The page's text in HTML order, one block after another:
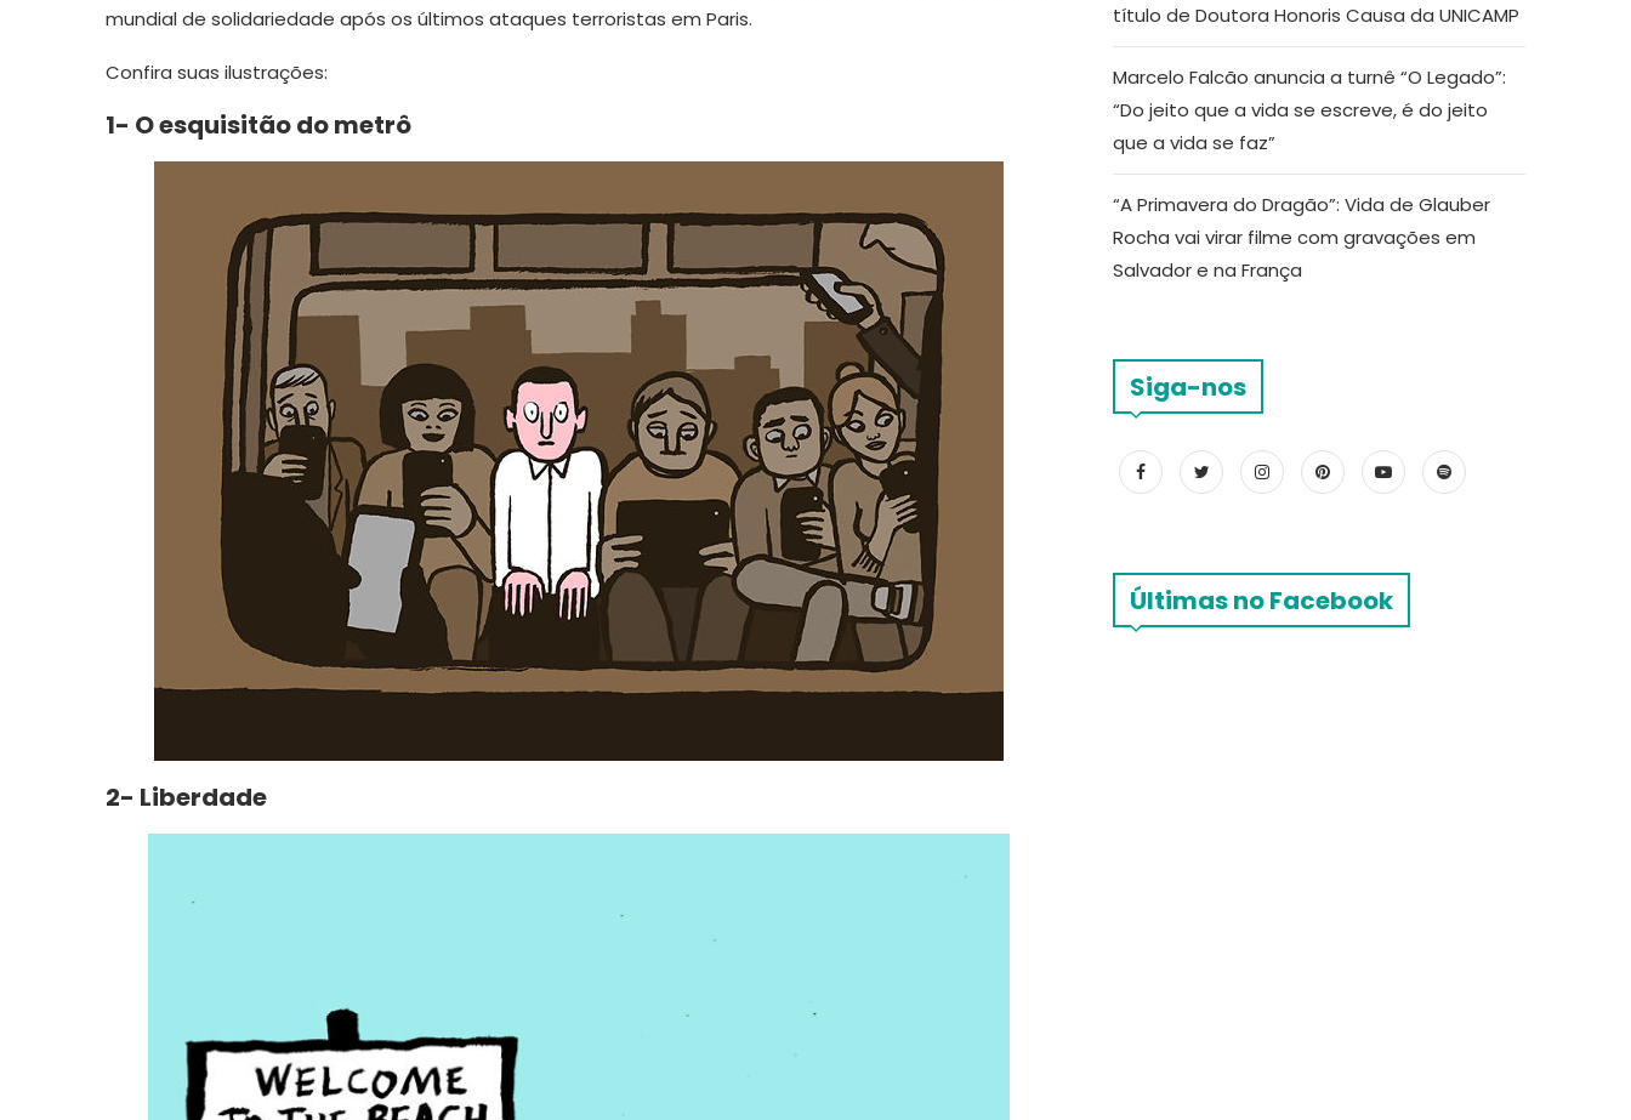
mundial de solidariedade após os últimos ataques terroristas em Paris.
Confira suas ilustrações:
1- O esquisitão do metrô
2- Liberdade
título de Doutora Honoris Causa da UNICAMP
Marcelo Falcão anuncia a turnê “O Legado”:
“Do jeito que a vida se escreve, é do jeito
que a vida se faz”
“A Primavera do Dragão”: Vida de Glauber
Rocha vai virar filme com gravações em
Salvador e na França
Siga-nos
Últimas no Facebook